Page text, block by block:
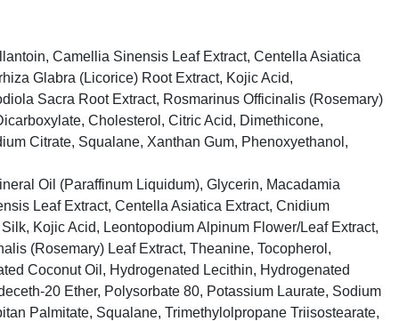
Camellia Sinensis Leaf Extract, Centella Asiatica
Glabra (Licorice) Root Extract, Kojic Acid,
Sacra Root Extract, Rosmarinus Officinalis (Rosemary)
Cholesterol, Citric Acid, Dimethicone,
Citrate, Squalane, Xanthan Gum, Phenoxyethanol,
Oil (Paraffinum Liquidum), Glycerin, Macadamia
Leaf Extract, Centella Asiatica Extract, Cnidium
Kojic Acid, Leontopodium Alpinum Flower/Leaf Extract,
(Rosemary) Leaf Extract, Theanine, Tocopherol,
Coconut Oil, Hydrogenated Lecithin, Hydrogenated
20 Ether, Polysorbate 80, Potassium Laurate, Sodium
Palmitate, Squalane, Trimethylolpropane Triisostearate,